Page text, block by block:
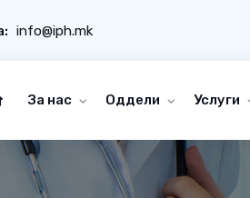
info@iph.mk
За нас Оддели Услуги